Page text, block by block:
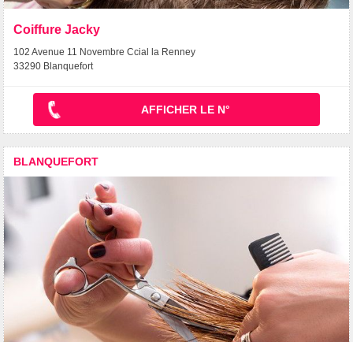
Coiffure Jacky
102 Avenue 11 Novembre Ccial la Renney
33290 Blanquefort
AFFICHER LE N°
BLANQUEFORT